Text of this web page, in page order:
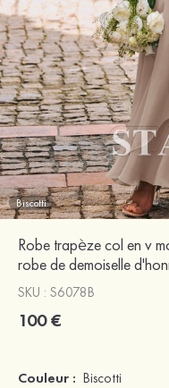
Biscotti
Robe trapèze col en v
robe de demoiselle
SKU : S6078B
100 €
Couleur : Biscotti